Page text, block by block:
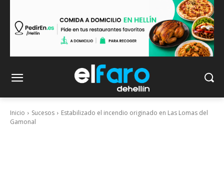
Inicio Sucesos
Estabilizado el incendio originado en Las Lomas del
Gamonal